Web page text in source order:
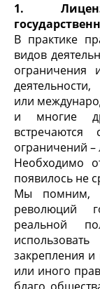
1.
В практике
видов
ограничения
или
и многие
ограничений
Необходимо
появилось не
Мы помним,
революций
реальной
закрепления и
или иного